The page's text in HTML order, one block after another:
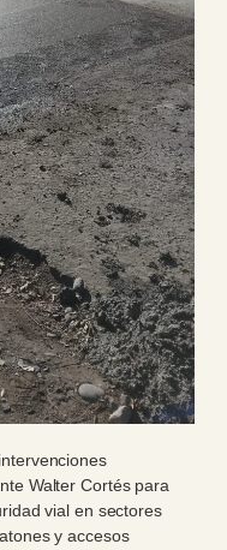
Walter Cortés para
vial en sectores
y accesos